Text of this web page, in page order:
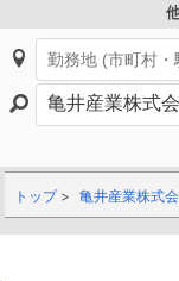
トップ 亀井産業株式